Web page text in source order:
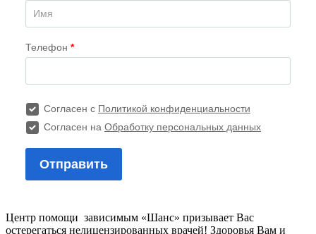
Центр помощи зависимым «Шанс» призывает Вас
остерегаться нелицензированных врачей! Здоровья Вам и